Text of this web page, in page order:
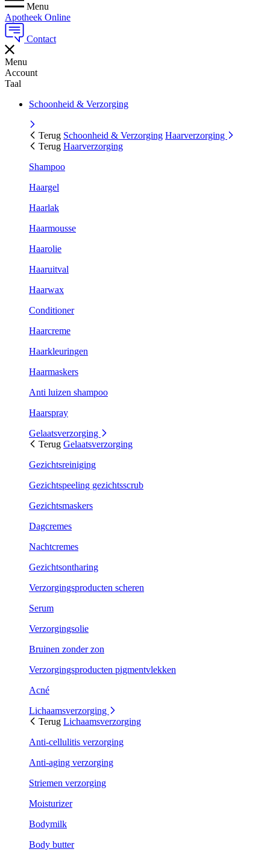
Menu
Apotheek Online
Contact
Menu
Account
Taal
Schoonheid & Verzorging
Terug Schoonheid & Verzorging Haarverzorging
Terug Haarverzorging
Shampoo
Haargel
Haarlak
Haarmousse
Haarolie
Haaruitval
Haarwax
Conditioner
Haarcreme
Haarkleuringen
Haarmaskers
Anti luizen shampoo
Haarspray
Gelaatsverzorging
Terug Gelaatsverzorging
Gezichtsreiniging
Gezichtspeeling gezichtsscrub
Gezichtsmaskers
Dagcremes
Nachtcremes
Gezichtsontharing
Verzorgingsproducten scheren
Serum
Verzorgingsolie
Bruinen zonder zon
Verzorgingsproducten pigmentvlekken
Acné
Lichaamsverzorging
Terug Lichaamsverzorging
Anti-cellulitis verzorging
Anti-aging verzorging
Striemen verzorging
Moisturizer
Bodymilk
Body butter